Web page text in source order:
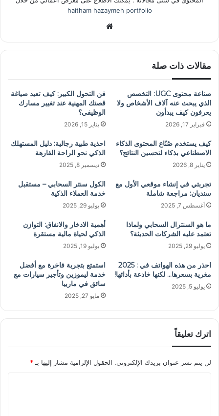
haitham hazaymeh portfolio
مقالات ذات صلة
صناعة محتوى UGC: التخصص
الذي يبحث عنه آلاف الأشخاص ولا
يعرفون كيف يبدأون
فبراير 17, 2026
فن التحول الكبير: كيف تعيد صياغة
قصتك المهنية عند تغيير مسارك
الوظيفي؟
يناير 15, 2026
كيف يستخدم صُنّاع المحتوى الذكاء
الاصطناعي بذكاء لتحسين النتائج؟
يناير 8, 2026
احذية طبية رجالية: دليل المستهلك
الذكي نحو الراحة الفارهة
ديسمبر 8, 2025
تجربتي في إنشاء موقعي الأول مع
سنديان: مراجعة شاملة
أغسطس 7, 2025
الكول سنتر السحابي – مستقبل
خدمة العملاء الذكية
يوليو 29, 2025
ما هو السنترال السحابي ولماذا
تعتمد عليه الشركات الحديثة؟
يوليو 29, 2025
أهمية الادخار والانفاق: التوازن
الذكي لحياة مالية مستقرة
يوليو 19, 2025
احذر من هذه الهواتف في : 2025
مغرية بسعرها… لكنها خادعة بأدائها!
يوليو 5, 2025
استمتع بتجربة فاخرة مع أفضل
خدمة ليموزين وتأجير سيارات مع
سائق في ماربيا
مايو 27, 2025
اترك تعليقاً
لن يتم نشر عنوان بريدك الإلكتروني. الحقول الإلزامية مشار إليها بـ*